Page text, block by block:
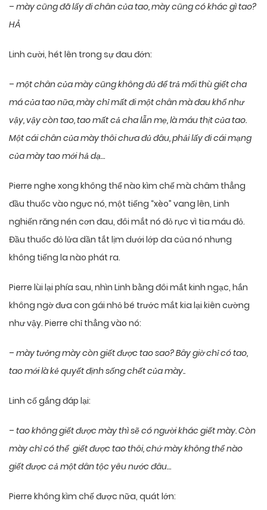
– mày cũng đã lấy đi chân của tao, mày cũng có khác gì tao?
HẢ
Linh cười, hét lên trong sự đau đớn:
– một chân của mày cũng không đủ để trả mối thù giết cha
má của tao nữa, mày chỉ mất đi một chân mà đau khổ như
vậy, vậy còn tao, tao mất cả cha lẫn mẹ, là máu thịt của tao.
Một cái chân của mày thôi chưa đủ đâu, phải lấy đi cái mạng
của mày tao mới hả dạ…
Pierre nghe xong không thể nào kìm chế mà châm thẳng
đầu thuốc vào ngực nó, một tiếng “xèo” vang lên, Linh
nghiến răng nén cơn đau, đôi mắt nó đỏ rực vì tia máu đỏ.
Đầu thuốc đỏ lửa dần tắt lịm dưới lớp da của nó nhưng
không tiếng la nào phát ra.
Pierre lùi lại phía sau, nhìn Linh bằng đôi mắt kinh ngạc, hắn
không ngờ đưa con gái nhỏ bé trước mắt kia lại kiên cường
như vậy. Pierre chỉ thẳng vào nó:
– mày tưởng mày còn giết được tao sao? Bây giờ chỉ có tao,
tao mới là kẻ quyết định sống chết của mày..
Linh cố gắng đáp lại:
– tao không giết được mày thì sẽ có người khác giết mày. Còn
mày chỉ có thể giết được tao thôi, chứ mày không thể nào
giết được cả một dân tộc yêu nước đâu…
Pierre không kìm chế được nữa, quát lớn: